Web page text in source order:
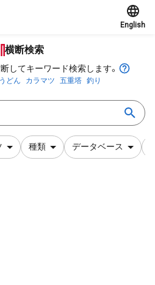
English
横断検索
してキーワード検索します。
うどん カラマツ 五重塔 釣り
種類 データベース